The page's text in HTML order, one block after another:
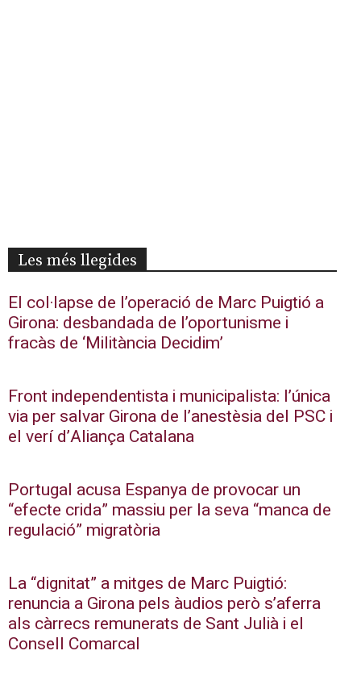
Les més llegides
El col·lapse de l’operació de Marc Puigtió a
Girona: desbandada de l’oportunisme i
fracàs de ‘Militància Decidim’
Front independentista i municipalista: l’única
via per salvar Girona de l’anestèsia del PSC i
el verí d’Aliança Catalana
Portugal acusa Espanya de provocar un
“efecte crida” massiu per la seva “manca de
regulació” migratòria
La “dignitat” a mitges de Marc Puigtió:
renuncia a Girona pels àudios però s’aferra
als càrrecs remunerats de Sant Julià i el
Consell Comarcal